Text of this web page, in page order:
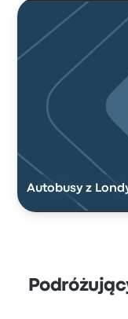
Autobusy z